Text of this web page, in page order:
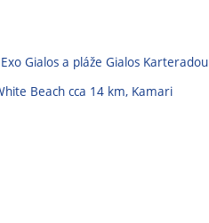
Gialos a pláže Gialos Karteradou
Beach cca 14 km, Kamari